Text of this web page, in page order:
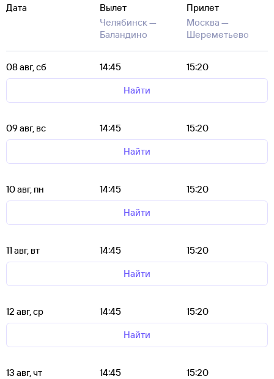
Дата
Вылет
Челябинск —
Баландино
Прилет
Москва —
Шереметьево
08 авг, сб 14:45
15:20
Найти
09 авг, вс 14:45
15:20
Найти
10 авг, пн 14:45
15:20
Найти
11 авг, вт 14:45
15:20
Найти
12 авг, ср 14:45
15:20
Найти
13 авг, чт 14:45
15:20